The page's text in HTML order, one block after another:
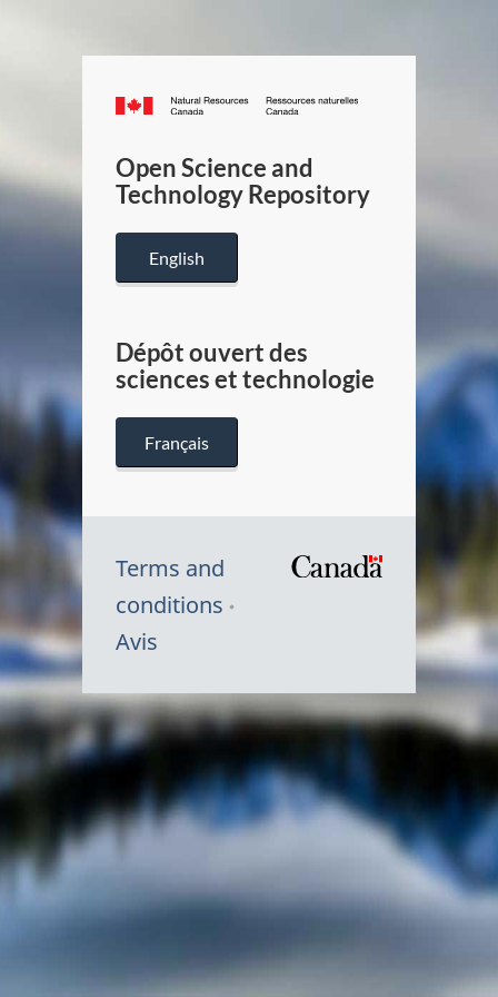
Canada.ca
/
Canada
Open Science and
Technology Repository
English
Dépôt ouvert des
sciences et technologie
Français
Terms and
conditions
Avis
Symbole
du
Canada